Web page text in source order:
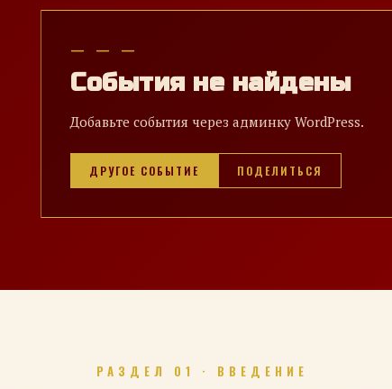
— — —
События не найдены
Добавьте события через админку WordPress.
ДРУГОЕ СОБЫТИЕ ПОДЕЛИТЬСЯ
РАЗДЕЛ 01 · ВВЕДЕНИЕ